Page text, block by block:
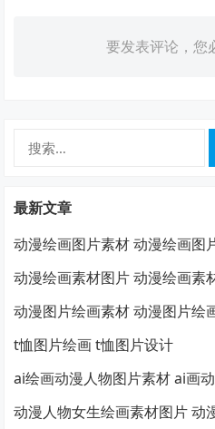
要发表评论，您
最新文章
动漫绘画图片素材 动漫绘画图
动漫绘画素材图片 动漫绘画素
动漫图片绘画素材 动漫图片绘
t恤图片绘画 t恤图片设计
ai绘画动漫人物图片素材 ai画
动漫人物女生绘画素材图片 动